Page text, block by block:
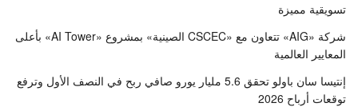
تسويقية مميزة
شركة «AIG» تتعاون مع «CSCEC الصينية» بمشروع «AI Tower» بأعلى
المعايير العالمية
إنتيسا سان باولو تحقق 5.6 مليار يورو صافي ربح في النصف الأول وترفع
توقعات أرباح 2026